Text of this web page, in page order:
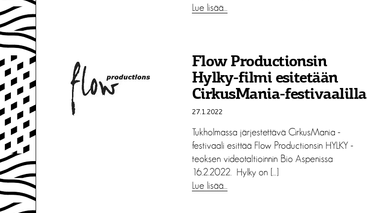
Lue lisää…
Flow Productionsin
Hylky-filmi esitetään
CirkusMania-festivaalilla
27.1.2022
Tukholmassa järjestettävä CirkusMania -
festivaali esittää Flow Productionsin HYLKY -
teoksen videotaltioinnin Bio Aspenissa
16.2.2022. Hylky on […]
Lue lisää…